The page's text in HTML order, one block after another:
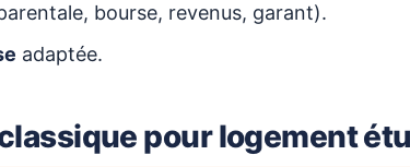
bourse, revenus, garant).
adaptée.
pour logement